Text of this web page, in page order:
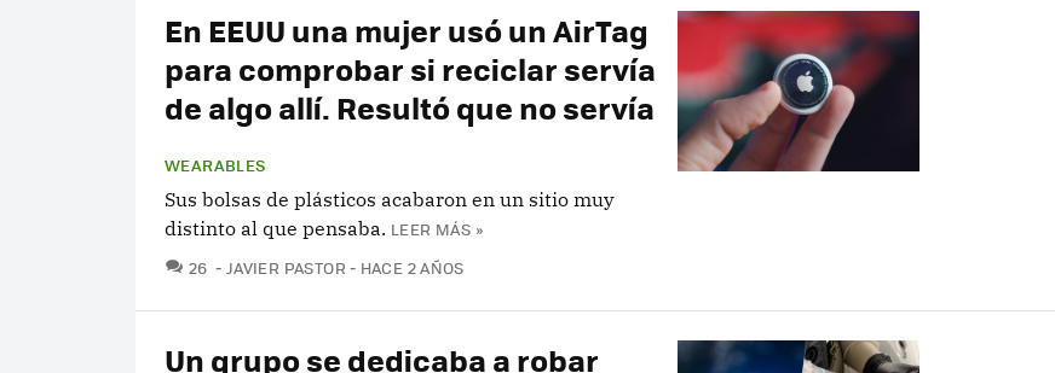
En EEUU una mujer usó un AirTag
para comprobar si reciclar servía
de algo allí. Resultó que no servía
WEARABLES
Sus bolsas de plásticos acabaron en un sitio muy
distinto al que pensaba. LEER MÁS »
26 COMENTARIOS
JAVIER PASTOR HACE 2 AÑOS
Un grupo se dedicaba a robar